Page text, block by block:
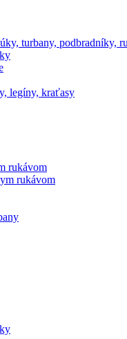
turbany, podbradníky,
legíny, kraťasy
rukávom
rukávom